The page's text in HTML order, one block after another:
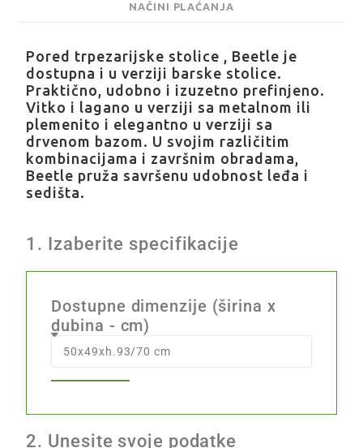
NAČINI PLAĆANJA
Pored trpezarijske stolice , Beetle je
dostupna i u verziji barske stolice.
Praktično, udobno i izuzetno prefinjeno.
Vitko i lagano u verziji sa metalnom ili
plemenito i elegantno u verziji sa
drvenom bazom. U svojim različitim
kombinacijama i završnim obradama,
Beetle pruža savršenu udobnost leđa i
sedišta.
1. Izaberite specifikacije
Dostupne dimenzije (širina x
dubina - cm)
2. Unesite svoje podatke